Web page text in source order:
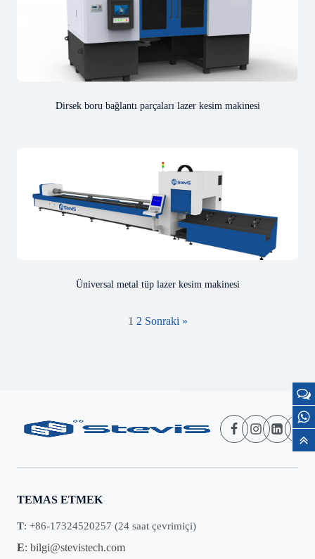
Dirsek boru bağlantı parçaları lazer kesim makinesi
Üniversal metal tüp lazer kesim makinesi
1 2 Sonraki »
TEMAS ETMEK
T: +86-17324520257 (24 saat çevrimiçi)
E: bilgi@stevistech.com